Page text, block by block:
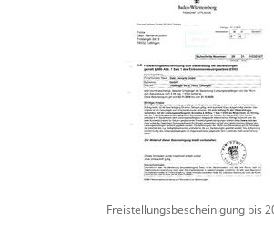
Freistellungsbescheinigung bis